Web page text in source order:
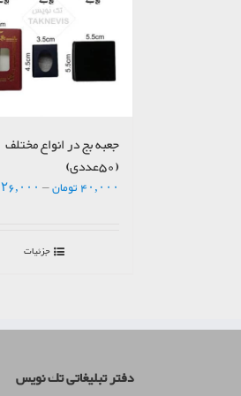
جعبه بج در انواع مختلف
(50عددی)
۴۰,۰۰۰ تومان– ۲۶,۰۰۰
جزئیات
دفتر تبلیغاتی تك نويس